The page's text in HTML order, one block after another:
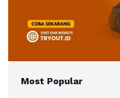
Most Popular